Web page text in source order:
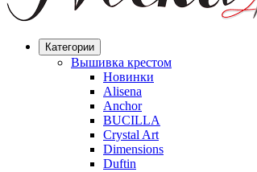
Категории
Вышивка крестом
Новинки
Alisena
Anchor
BUCILLA
Crystal Art
Dimensions
Duftin